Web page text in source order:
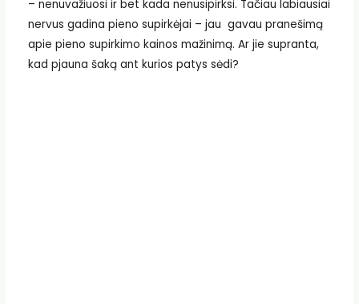
– nenuvažiuosi ir bet kada nenusipirksi. Tačiau labiausiai
nervus gadina pieno supirkėjai – jau gavau pranešimą
apie pieno supirkimo kainos mažinimą. Ar jie supranta,
kad pjauna šaką ant kurios patys sėdi?